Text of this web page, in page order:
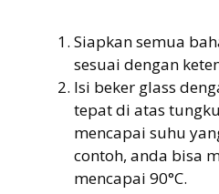
Siapkan semua
sesuai dengan
Isi beker glass
tepat di atas
mencapai suhu
contoh, anda bisa
mencapai 90°C.